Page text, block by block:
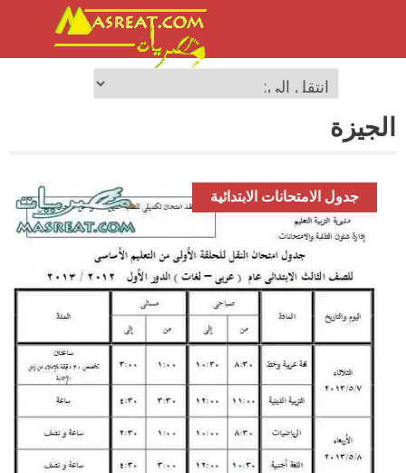
الجيزة
جدول الامتحانات الابتدائية